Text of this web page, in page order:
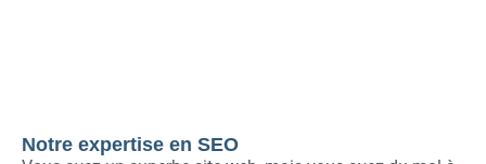
Notre expertise en SEO